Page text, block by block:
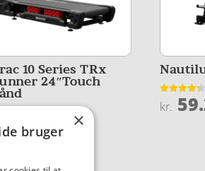
10 Series TRx
24″Touch
Vurderet
4.3
kr.
×
bruger